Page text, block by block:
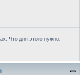
Что для этого нужно.